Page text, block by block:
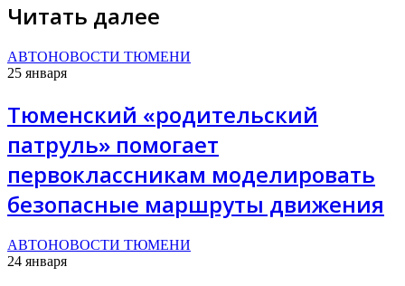
Читать далее
АВТОНОВОСТИ ТЮМЕНИ
25 января
Тюменский «родительский
патруль» помогает
первоклассникам моделировать
безопасные маршруты движения
АВТОНОВОСТИ ТЮМЕНИ
24 января